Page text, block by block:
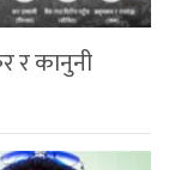
र कानुनी